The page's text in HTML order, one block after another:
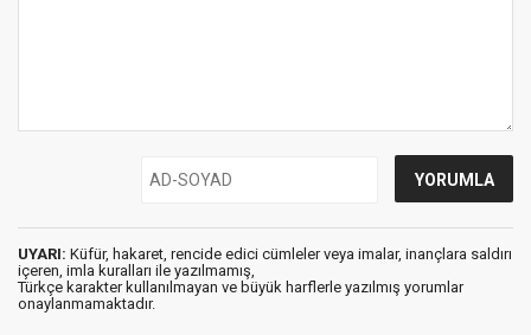
UYARI: Küfür, hakaret, rencide edici cümleler veya imalar, inançlara saldırı
içeren, imla kuralları ile yazılmamış,
Türkçe karakter kullanılmayan ve büyük harflerle yazılmış yorumlar
onaylanmamaktadır.